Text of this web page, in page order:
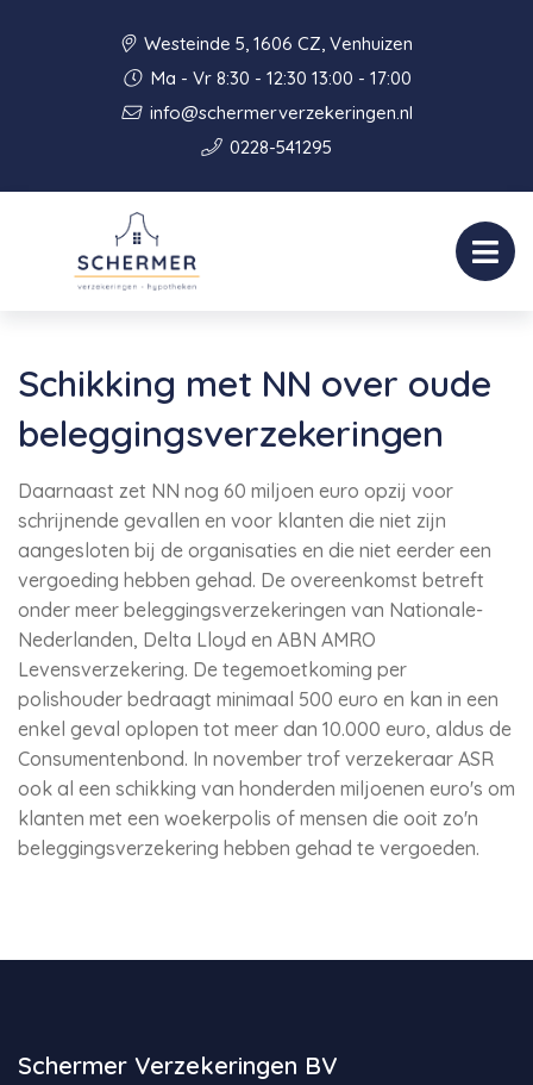
Westeinde 5, 1606 CZ, Venhuizen
Ma - Vr 8:30 - 12:30 13:00 - 17:00
info@schermerverzekeringen.nl
0228-541295
Schikking met NN over oude
beleggingsverzekeringen
Daarnaast zet NN nog 60 miljoen euro opzij voor
schrijnende gevallen en voor klanten die niet zijn
aangesloten bij de organisaties en die niet eerder een
vergoeding hebben gehad. De overeenkomst betreft
onder meer beleggingsverzekeringen van Nationale-
Nederlanden, Delta Lloyd en ABN AMRO
Levensverzekering. De tegemoetkoming per
polishouder bedraagt minimaal 500 euro en kan in een
enkel geval oplopen tot meer dan 10.000 euro, aldus de
Consumentenbond. In november trof verzekeraar ASR
ook al een schikking van honderden miljoenen euro's om
klanten met een woekerpolis of mensen die ooit zo'n
beleggingsverzekering hebben gehad te vergoeden.
Schermer Verzekeringen BV